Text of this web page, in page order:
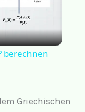
berechnen
Griechischen